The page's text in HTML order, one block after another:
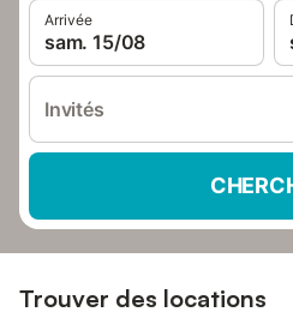
Arrivée
sam. 15/08
Invités
Trouver des locations